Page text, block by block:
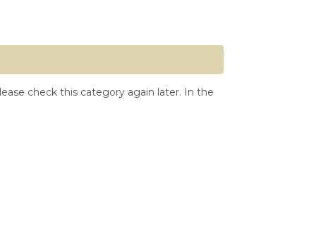
check this category again later. In the